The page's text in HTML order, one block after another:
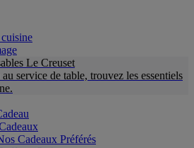
Le Creuset
service de table, trouvez les essentiels
Cadeaux Préférés